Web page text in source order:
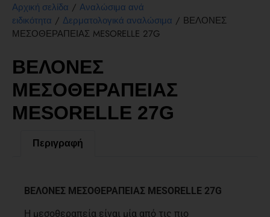
Αρχική σελίδα / Αναλώσιμα ανά
ειδικότητα / Δερματολογικά αναλώσιμα / ΒΕΛΟΝΕΣ
ΜΕΣΟΘΕΡΑΠΕΙΑΣ MESORELLE 27G
ΒΕΛΟΝΕΣ
ΜΕΣΟΘΕΡΑΠΕΙΑΣ
MESORELLE 27G
Περιγραφή
ΒΕΛΟΝΕΣ ΜΕΣΟΘΕΡΑΠΕΙΑΣ MESORELLE 27G
Η μεσοθεραπεία είναι μία από τις πιο